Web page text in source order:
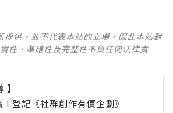
提供，並不代表本站的立場。因此本站對
性、準確性及完整性不負任何法律責
l 登記《社群創作有價企劃》